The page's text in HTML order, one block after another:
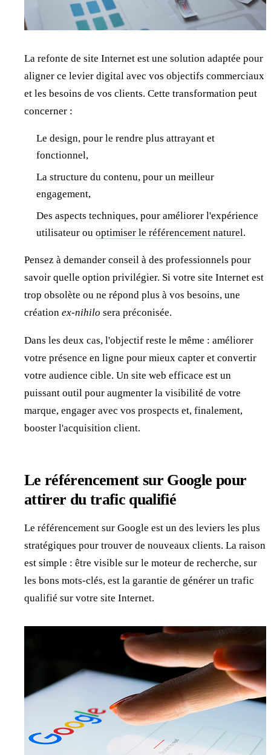
La refonte de site Internet est une solution adaptée pour
aligner ce levier digital avec vos objectifs commerciaux
et les besoins de vos clients. Cette transformation peut
concerner :
Le design, pour le rendre plus attrayant et
fonctionnel,
La structure du contenu, pour un meilleur
engagement,
Des aspects techniques, pour améliorer l'expérience
utilisateur ou optimiser le référencement naturel.
Pensez à demander conseil à des professionnels pour
savoir quelle option privilégier. Si votre site Internet est
trop obsolète ou ne répond plus à vos besoins, une
création ex-nihilo sera préconisée.
Dans les deux cas, l'objectif reste le même : améliorer
votre présence en ligne pour mieux capter et convertir
votre audience cible. Un site web efficace est un
puissant outil pour augmenter la visibilité de votre
marque, engager avec vos prospects et, finalement,
booster l'acquisition client.
Le référencement sur Google pour
attirer du trafic qualifié
Le référencement sur Google est un des leviers les plus
stratégiques pour trouver de nouveaux clients. La raison
est simple : être visible sur le moteur de recherche, sur
les bons mots-clés, est la garantie de générer un trafic
qualifié sur votre site Internet.